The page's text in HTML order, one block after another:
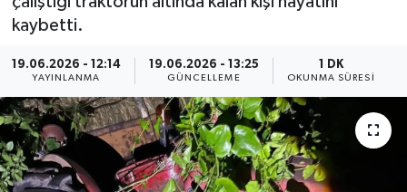
kaybetti.
19.06.2026 - 12:14
YAYINLANMA
19.06.2026 - 13:25
GÜNCELLEME
1 DK
OKUNMA SÜRESI